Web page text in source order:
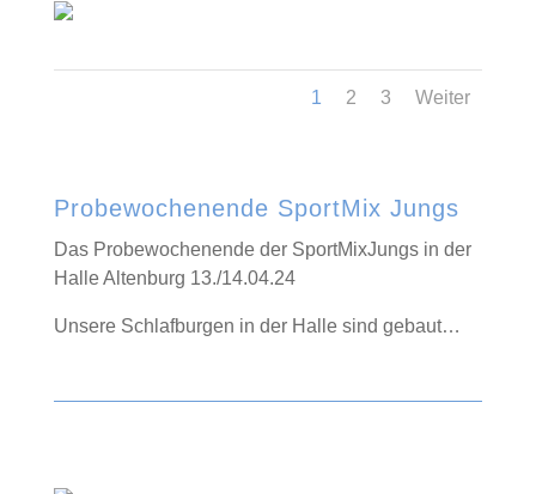
1 2 3 Weiter
Probewochenende SportMix Jungs
Das Probewochenende der SportMixJungs in der
Halle Altenburg 13./14.04.24
Unsere Schlafburgen in der Halle sind gebaut…